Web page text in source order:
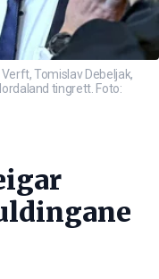
Tomislav Debeljak,
tingrett. Foto: